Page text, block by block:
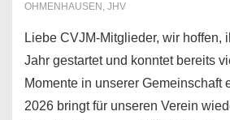
OHMENHAUSEN , JHV
Liebe CVJM-Mitglieder, wir hoffen,
Jahr gestartet und konntet bereits
Momente in unserer Gemeinschaft
2026 bringt für unseren Verein